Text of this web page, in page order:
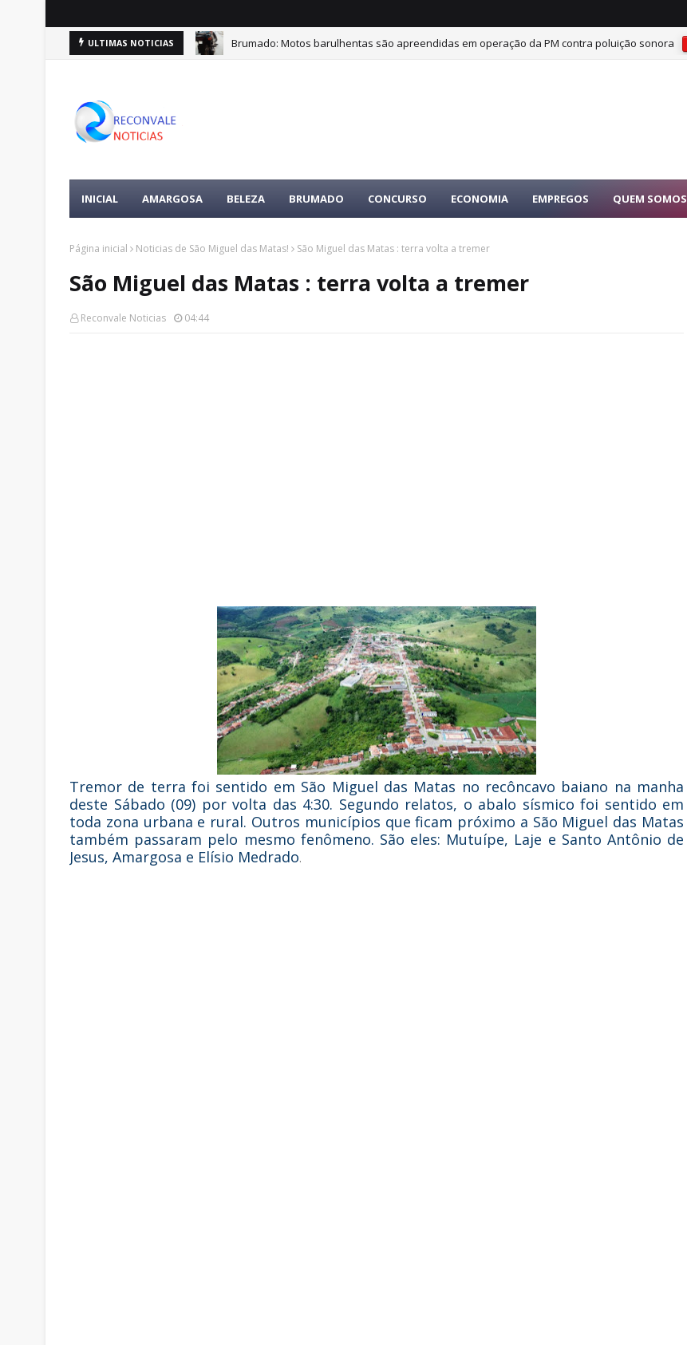
ULTIMAS NOTICIAS Brumado: Motos barulhentas são apreendidas em operação da PM contra poluição sonora
INICIAL AMARGOSA BELEZA BRUMADO CONCURSO ECONOMIA EMPREGOS QUEM SOMOS
Página inicial Noticias de São Miguel das Matas! São Miguel das Matas : terra volta a tremer
São Miguel das Matas : terra volta a tremer
Reconvale Noticias 04:44
Tremor de terra foi sentido em São Miguel das Matas no recôncavo baiano na manha
deste Sábado (09) por volta das 4:30. Segundo relatos, o abalo sísmico foi sentido em
toda zona urbana e rural. Outros municípios que ficam próximo a São Miguel das Matas
também passaram pelo mesmo fenômeno. São eles: Mutuípe, Laje e Santo Antônio de
Jesus, Amargosa e Elísio Medrado.